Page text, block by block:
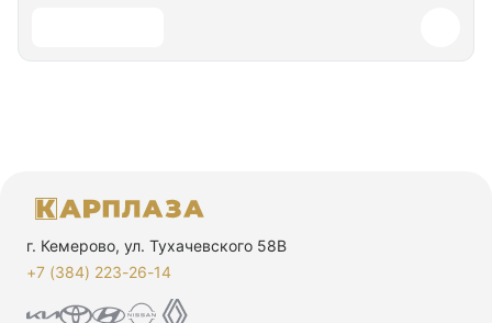
г. Кемерово, ул. Тухачевского 58В
+7 (384) 223-26-14‬